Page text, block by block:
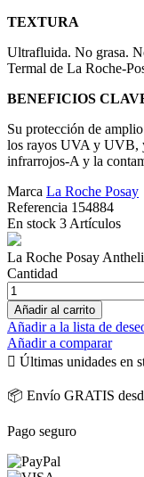
TEXTURA
Ultrafluida. No grasa.
Termal de La Roche-
BENEFICIOS
Su protección de
los rayos UVA y UVB,
infrarrojos-A y la
Marca La Roche Posay
Referencia 154884
En stock 3 Artículos
La Roche Posay
Cantidad
Añadir al carrito
Añadir a la lista de
Añadir a comparar
 Últimas unidades en
📦 Envío GRATIS
Pago seguro